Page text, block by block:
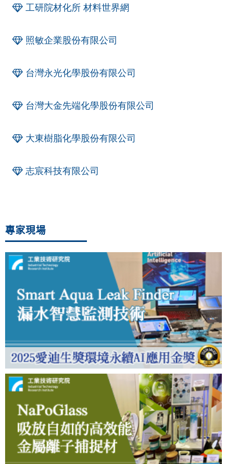
工研院材化所 材料世界網
照敏企業股份有限公司
台灣永光化學股份有限公司
台灣大金先端化學股份有限公司
大東樹脂化學股份有限公司
志宸科技有限公司
專家現場